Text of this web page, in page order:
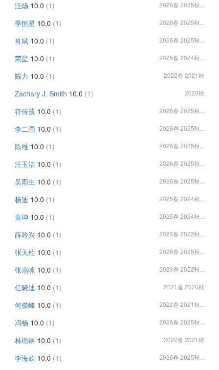
汪炀 10.0 (1) 2026春 2025秋...
季恒星 10.0 (1) 2026春 2025秋...
肖斌 10.0 (1) 2026春 2025秋...
荣星 10.0 (1) 2025春 2024秋...
陈力 10.0 (1) 2022春 2021秋
Zachary J. Smith 10.0 (1) 2020秋
符传孩 10.0 (1) 2026春 2025秋...
李二强 10.0 (1) 2026春 2025秋...
陈维 10.0 (1) 2026春 2025秋...
汪玉洁 10.0 (1) 2026春 2025秋...
吴雨生 10.0 (1) 2026春 2025秋...
杨迪 10.0 (1) 2025春 2024秋...
黄坤 10.0 (1) 2025春 2024秋...
薛吟兴 10.0 (1) 2023春 2022秋...
张天柱 10.0 (1) 2026春 2025秋...
张燕咏 10.0 (1) 2023春 2022秋...
任晓迪 10.0 (1) 2021春 2020秋
何俊峰 10.0 (1) 2022春 2021秋...
冯畅 10.0 (1) 2026春 2025秋...
林璟锵 10.0 (1) 2022春 2021秋
李海欧 10.0 (1) 2026春 2025秋...